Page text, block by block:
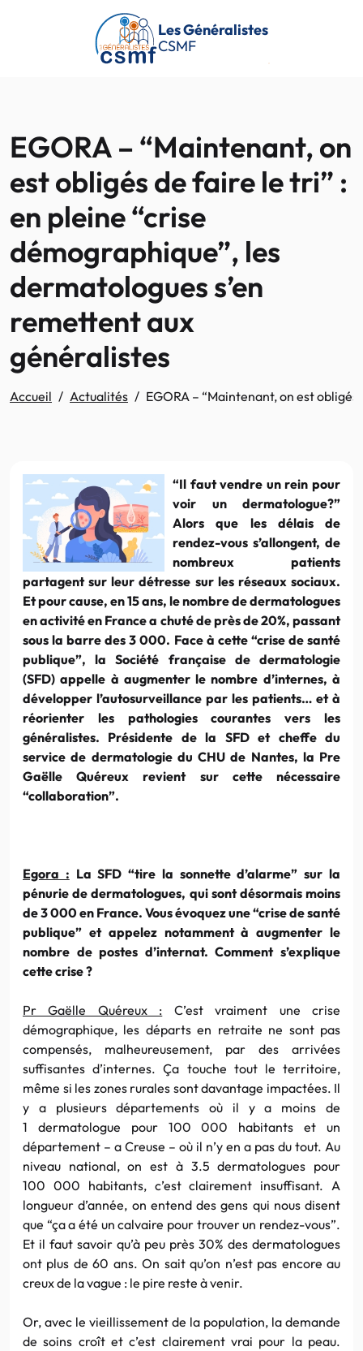
Passer au contenu principal
Les Généralistes
CSMF
EGORA – “Maintenant, on
est obligés de faire le tri” :
en pleine “crise
démographique”, les
dermatologues s’en
remettent aux
généralistes
Accueil Actualités EGORA – “Maintenant, on est
“Il faut vendre un rein pour
voir un dermatologue?”
Alors que les délais de
rendez-vous s’allongent, de
nombreux patients
partagent sur leur détresse sur les réseaux sociaux.
Et pour cause, en 15 ans, le nombre de dermatologues
en activité en France a chuté de près de 20%, passant
sous la barre des 3 000. Face à cette “crise de santé
publique”, la Société française de dermatologie
(SFD) appelle à augmenter le nombre d’internes, à
développer l’autosurveillance par les patients… et à
réorienter les pathologies courantes vers les
généralistes. Présidente de la SFD et cheffe du
service de dermatologie du CHU de Nantes, la Pre
Gaëlle Quéreux revient sur cette nécessaire
“collaboration”.
Egora : La SFD “tire la sonnette d’alarme” sur la
pénurie de dermatologues, qui sont désormais moins
de 3 000 en France. Vous évoquez une “crise de santé
publique” et appelez notamment à augmenter le
nombre de postes d’internat. Comment s’explique
cette crise ?
Pr Gaëlle Quéreux : C’est vraiment une crise
démographique, les départs en retraite ne sont pas
compensés, malheureusement, par des arrivées
suffisantes d’internes. Ça touche tout le territoire,
même si les zones rurales sont davantage impactées. Il
y a plusieurs départements où il y a moins de
1 dermatologue pour 100 000 habitants et un
département – a Creuse – où il n’y en a pas du tout. Au
niveau national, on est à 3.5 dermatologues pour
100 000 habitants, c’est clairement insuffisant. A
longueur d’année, on entend des gens qui nous disent
que “ça a été un calvaire pour trouver un rendez-vous”.
Et il faut savoir qu’à peu près 30% des dermatologues
ont plus de 60 ans. On sait qu’on n’est pas encore au
creux de la vague : le pire reste à venir.
Or, avec le vieillissement de la population, la demande
de soins croît et c’est clairement vrai pour la peau.